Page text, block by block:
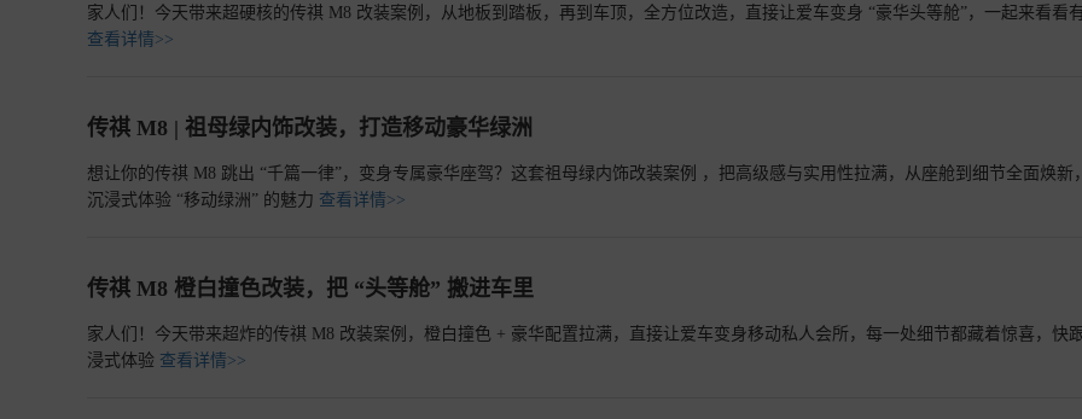
家人们！今天带来超硬核的传祺 M8 改装案例，从地板到踏板，再到车顶，全方位改造，直接让爱车变身 “豪华头等舱”，一起来看看
查看详情>>
传祺 M8 | 祖母绿内饰改装，打造移动豪华绿洲
想让你的传祺 M8 跳出 “千篇一律”，变身专属豪华座驾？这套祖母绿内饰改装案例 ，把高级感与实用性拉满，从座舱到细节全面焕新
沉浸式体验 “移动绿洲” 的魅力 查看详情>>
传祺 M8 橙白撞色改装，把 “头等舱” 搬进车里
家人们！今天带来超炸的传祺 M8 改装案例，橙白撞色 + 豪华配置拉满，直接让爱车变身移动私人会所，每一处细节都藏着惊喜，快
浸式体验 查看详情>>